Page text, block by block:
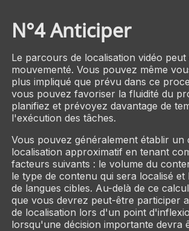
N°4 Anticiper
Le parcours de localisation vidéo
mouvementé. Vous pouvez même
plus impliqué que prévu dans ce
vous pouvez favoriser la fluidité du
planifiez et prévoyez davantage de
l'exécution des tâches.
Vous pouvez généralement établir un
localisation approximatif en tenant
facteurs suivants : le volume du
le type de contenu qui sera localisé
de langues cibles. Au-delà de ce
que vous devrez peut-être participer
de localisation lors d'un point
lorsqu'une décision importante devra